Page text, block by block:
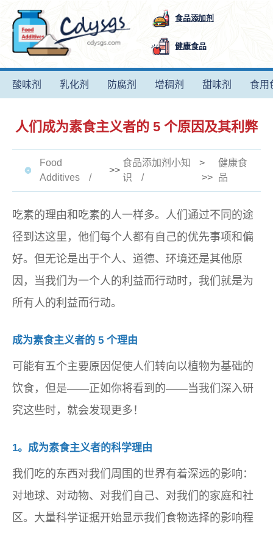
食品添加剂
健康食品
酸味剂 乳化剂 防腐剂 增稠剂 甜味剂 食用
人们成为素食主义者的 5 个原因及其利弊
Food
Additives
>>
食品添加剂小知
识
>
>>
健康食
品
吃素的理由和吃素的人一样多。人们通过不同的途
径到达这里，他们每个人都有自己的优先事项和偏
好。但无论是出于个人、道德、环境还是其他原
因，当我们为一个人的利益而行动时，我们就是为
所有人的利益而行动。
成为素食主义者的 5 个理由
可能有五个主要原因促使人们转向以植物为基础的
饮食，但是——正如你将看到的——当我们深入研
究这些时，就会发现更多！
1。成为素食主义者的科学理由
我们吃的东西对我们周围的世界有着深远的影响：
对地球、对动物、对我们自己、对我们的家庭和社
区。大量科学证据开始显示我们食物选择的影响程